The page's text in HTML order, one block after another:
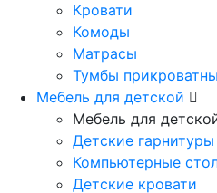
Кровати
Комоды
Матрасы
Тумбы
Мебель для детской
Мебель для
Детские гарнитуры
Компьютерные
Детские кровати